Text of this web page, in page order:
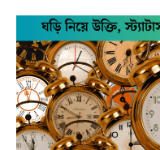
BENGALI NAMES
BENGALI STORIES